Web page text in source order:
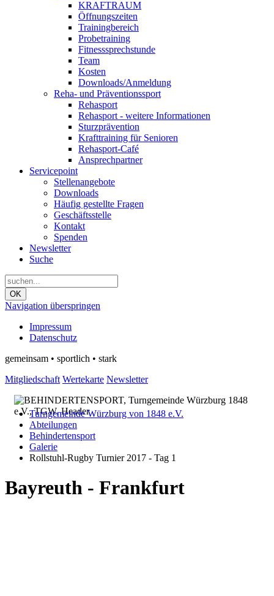
KRAFTRAUM
Öffnungszeiten
Trainingbereich
Probetraining
Fitnesssprechstunde
Team
Kosten
Downloads/Anmeldung
Reha- und Präventionssport
Rehasport
Rehasport - weitere Informationen
Sturzprävention
Krafttraining für Senioren
Rehasport-Café
Ansprechpartner
Servicepoint
Stellenangebote
Downloads
Häufig gestellte Fragen
Geschäftsstelle
Kontakt
Spenden
Newsletter
Suche
OK
Navigation überspringen
Impressum
Datenschutz
gemeinsam • sportlich • stark
Mitgliedschaft Wertekarte Newsletter
Turngemeinde Würzburg von 1848 e.V.
Abteilungen
Behindertensport
Galerie
Rollstuhl-Rugby Turnier 2017 - Tag 1
Bayreuth - Frankfurt